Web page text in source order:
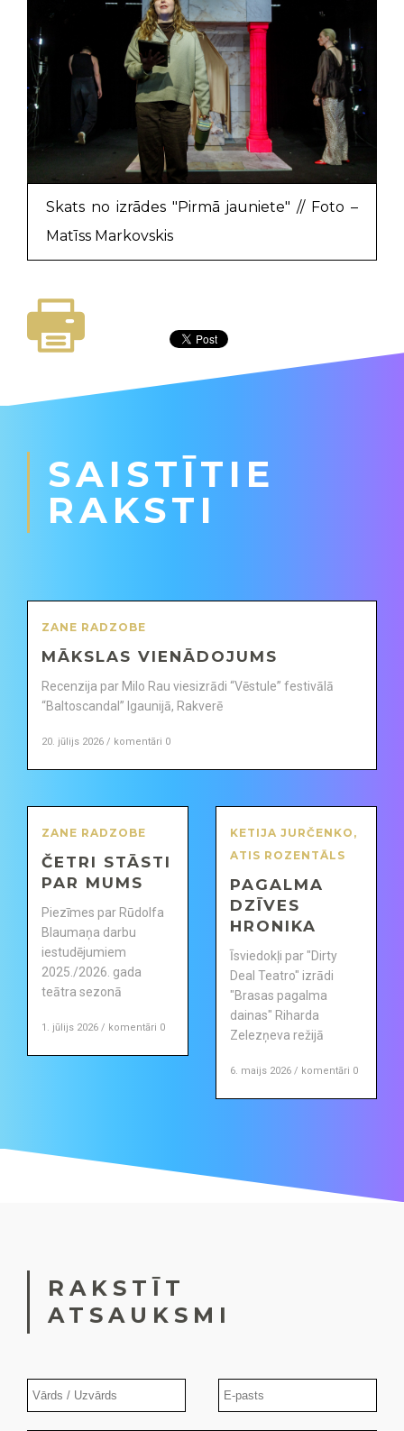
Skats no izrādes "Pirmā jauniete" // Foto –
Matīss Markovskis
SAISTĪTIE
RAKSTI
ZANE RADZOBE
MĀKSLAS VIENĀDOJUMS
Recenzija par Milo Rau viesizrādi “Vēstule” festivālā
“Baltoscandal” Igaunijā, Rakverē
20. jūlijs 2026 / komentāri 0
ZANE RADZOBE
ČETRI STĀSTI
PAR MUMS
Piezīmes par Rūdolfa
Blaumaņa darbu
iestudējumiem
2025./2026. gada
teātra sezonā
1. jūlijs 2026 / komentāri 0
KETIJA JURČENKO ,
ATIS ROZENTĀLS
PAGALMA
DZĪVES
HRONIKA
Īsviedokļi par "Dirty
Deal Teatro" izrādi
"Brasas pagalma
dainas" Riharda
Zelezņeva režijā
6. maijs 2026 / komentāri 0
RAKSTĪT
ATSAUKSMI